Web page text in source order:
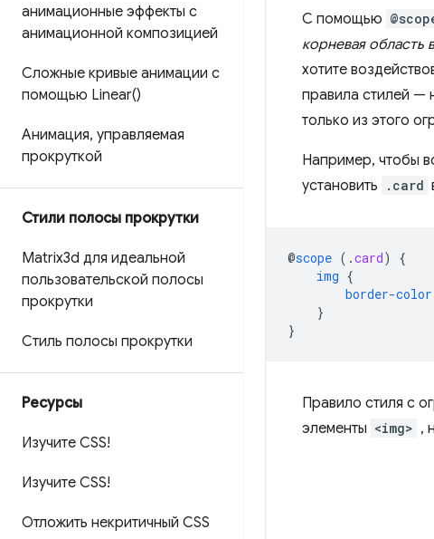
анимационные эффекты с
анимационной композицией
Сложные кривые анимации с
помощью Linear()
Анимация, управляемая
прокруткой
Стили полосы прокрутки
Matrix3d ​​для идеальной
пользовательской полосы
прокрутки
Стиль полосы прокрутки
Ресурсы
Изучите CSS!
Изучите CSS!
Отложить некритичный CSS
С помощью
корневая область
хотите
правила стилей —
только из этого
Например, чтобы
установить
.card
@scope ( .card)
{
img {
border-color
}
}
Правило стиля с
элементы <img> ,